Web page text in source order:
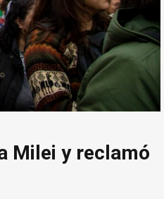
Milei y reclamó